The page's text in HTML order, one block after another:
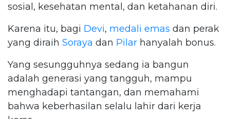
sosial, kesehatan mental, dan ketahanan diri.
Karena itu, bagi Devi, medali emas dan perak
yang diraih Soraya dan Pilar hanyalah bonus.
Yang sesungguhnya sedang ia bangun
adalah generasi yang tangguh, mampu
menghadapi tantangan, dan memahami
bahwa keberhasilan selalu lahir dari kerja